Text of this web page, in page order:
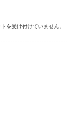
トを受け付けていません。